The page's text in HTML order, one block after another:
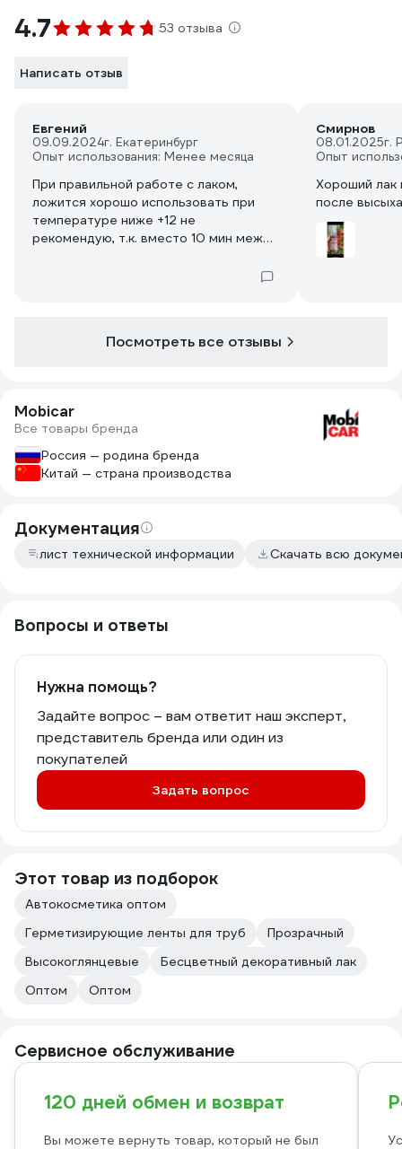
4.7 53 отзыва
Написать отзыв
Евгений
09.09.2024г. Екатеринбург
Опыт использования: Менее месяца
При правильной работе с лаком,
ложится хорошо использовать при
температуре ниже +12 не
рекомендую, т.к. вместо 10 мин между
рынке можно найти по цене на 15-30%
направленным распылителем, на
баллоне про это вроде ничего не
сказано. При повороте вставки можно
корректировать направление
Результатом доволен.
Смирнов
08.01.2025г.
Опыт
Хороший лак
после
Посмотреть все отзывы
Mobicar
Все товары бренда
Россия — родина бренда
Китай — страна производства
Документация
лист технической информации Скачать всю
Вопросы и ответы
Нужна помощь?
Задайте вопрос – вам ответит наш эксперт,
представитель бренда или один из
покупателей
Задать вопрос
Этот товар из подборок
Автокосметика оптом
Герметизирующие ленты для труб
Прозрачный
Высокоглянцевые
Бесцветный декоративный лак
Оптом
Оптом
Сервисное обслуживание
120 дней обмен и возврат
Вы можете вернуть товар, который не был